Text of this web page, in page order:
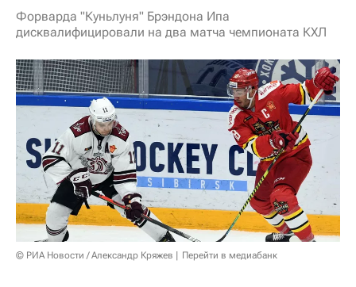
Форварда "Куньлуня" Брэндона Ипа
дисквалифицировали на два матча чемпионата КХЛ
© РИА Новости / Александр Кряжев Перейти в медиабанк